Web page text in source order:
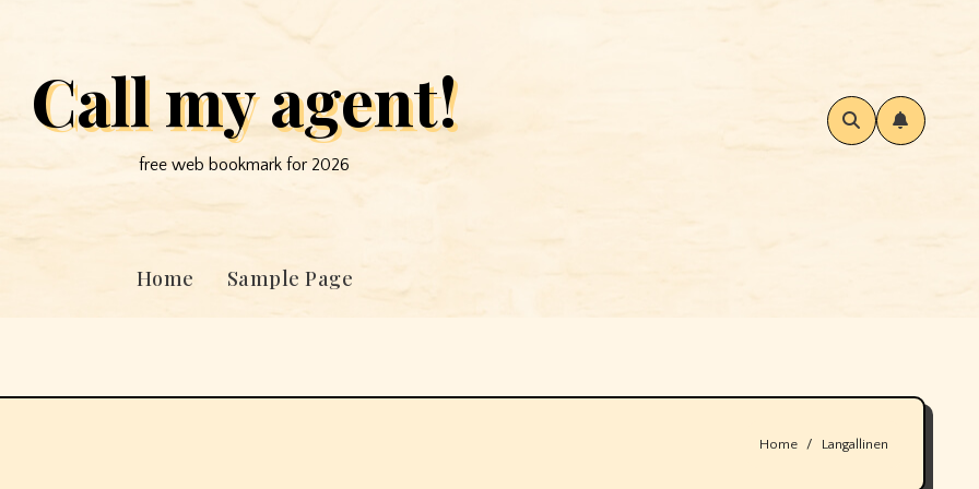
Call my agent!
free web bookmark for 2026
Home Sample Page
Home Langallinen